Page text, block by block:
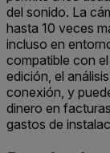
del sonido. La
hasta 10 veces
incluso en
compatible con
edición, el
conexión, y
dinero en
gastos de